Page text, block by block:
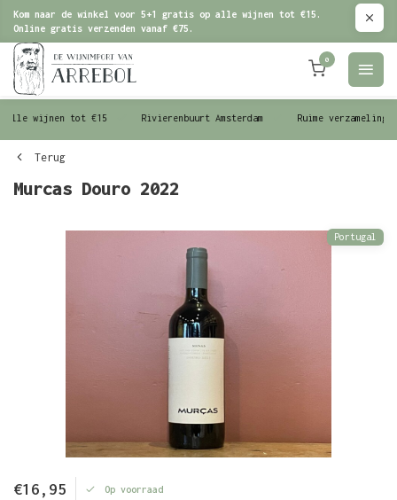
Kom naar de winkel voor 5+1 gratis op alle wijnen tot €15.
Online gratis verzenden vanaf €75.
0
wijnen tot €15 Rivierenbuurt Amsterdam Ruime verzameling
Terug
Murcas Douro 2022
Portugal
€16,95 Op voorraad